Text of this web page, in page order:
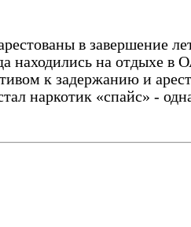
в завершение
находились на отдыхе в
к задержанию и
наркотик «спайс» -